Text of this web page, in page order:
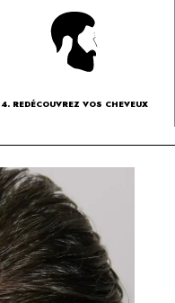
4. REDÉCOUVREZ VOS CHEVEUX